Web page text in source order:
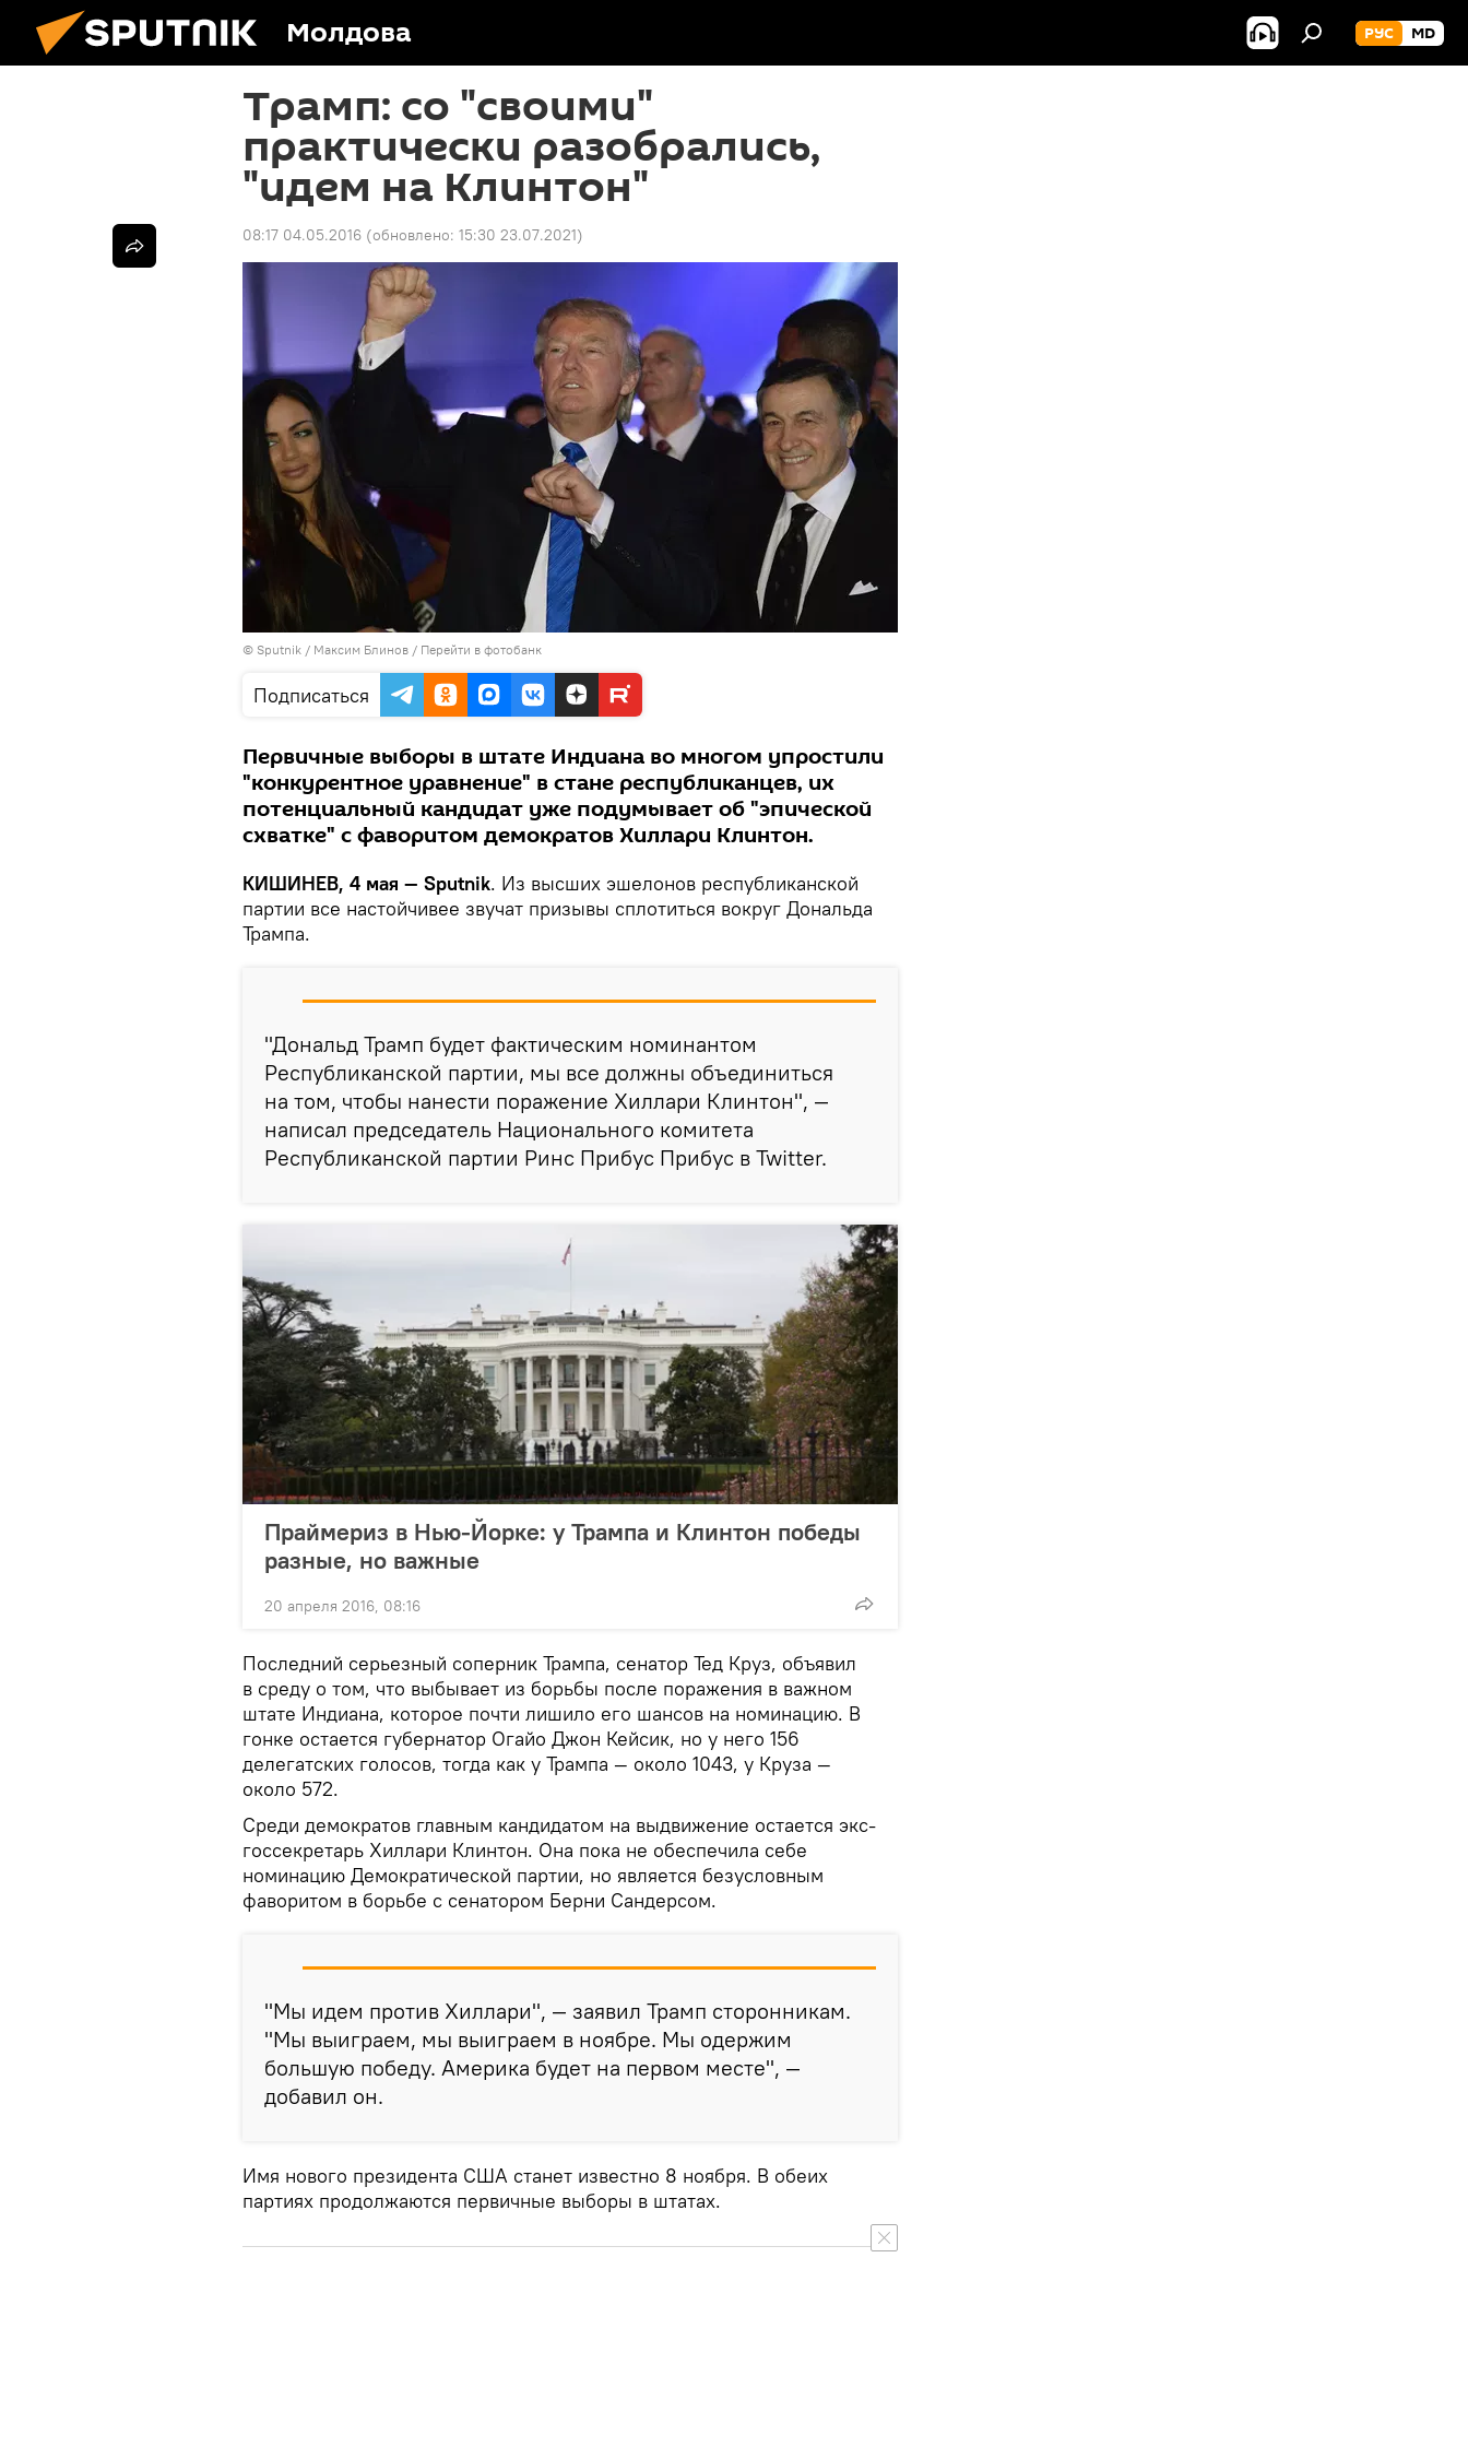
Молдова РУС MD
Трамп: со "своими"
практически разобрались,
"идем на Клинтон"
08:17 04.05.2016 (обновлено: 15:30 23.07.2021)
© Sputnik / Максим Блинов / Перейти в фотобанк
Подписаться
Первичные выборы в штате Индиана во многом упростили
"конкурентное уравнение" в стане республиканцев, их
потенциальный кандидат уже подумывает об "эпической
схватке" с фаворитом демократов Хиллари Клинтон.
КИШИНЕВ, 4 мая — Sputnik. Из высших эшелонов республиканской
партии все настойчивее звучат призывы сплотиться вокруг Дональда
Трампа.
"Дональд Трамп будет фактическим номинантом
Республиканской партии, мы все должны объединиться
на том, чтобы нанести поражение Хиллари Клинтон", —
написал председатель Национального комитета
Республиканской партии Ринс Прибус Прибус в Twitter.
Праймериз в Нью-Йорке: у Трампа и Клинтон победы
разные, но важные
20 апреля 2016, 08:16
Последний серьезный соперник Трампа, сенатор Тед Круз, объявил
в среду о том, что выбывает из борьбы после поражения в важном
штате Индиана, которое почти лишило его шансов на номинацию. В
гонке остается губернатор Огайо Джон Кейсик, но у него 156
делегатских голосов, тогда как у Трампа — около 1043, у Круза —
около 572.
Среди демократов главным кандидатом на выдвижение остается экс-
госсекретарь Хиллари Клинтон. Она пока не обеспечила себе
номинацию Демократической партии, но является безусловным
фаворитом в борьбе с сенатором Берни Сандерсом.
"Мы идем против Хиллари", — заявил Трамп сторонникам.
"Мы выиграем, мы выиграем в ноябре. Мы одержим
большую победу. Америка будет на первом месте", —
добавил он.
Имя нового президента США станет известно 8 ноября. В обеих
партиях продолжаются первичные выборы в штатах.